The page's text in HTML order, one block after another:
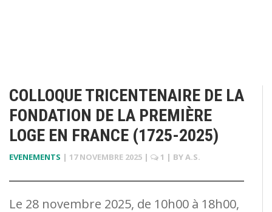
COLLOQUE TRICENTENAIRE DE LA
FONDATION DE LA PREMIÈRE
LOGE EN FRANCE (1725-2025)
EVENEMENTS | 17 NOVEMBRE 2025 | 1 | BYA.S.
Le 28 novembre 2025, de 10h00 à 18h00,